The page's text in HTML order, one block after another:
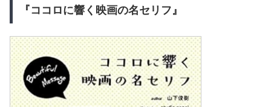
『ココロに響く映画の名セリフ』